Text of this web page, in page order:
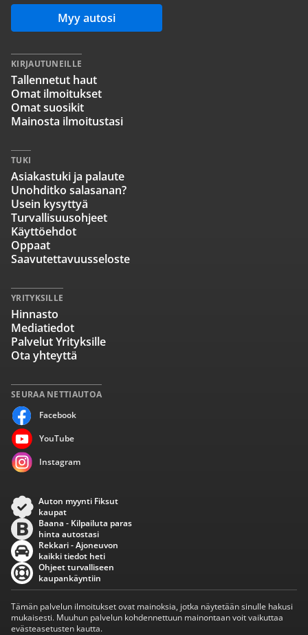
Myy autosi
SEURAA NETTIAUTOA
Facebook
YouTube
Instagram
KIRJAUTUNEILLE
Tallennetut haut
Omat ilmoitukset
Omat suosikit
Mainosta ilmoitustasi
TUKI
Asiakastuki ja palaute
Unohditko salasanan?
Usein kysyttyä
Turvallisuusohjeet
Käyttöehdot
Oppaat
Saavutettavuusseloste
YRITYKSILLE
Hinnasto
Mediatiedot
Palvelut Yrityksille
Ota yhteyttä
Auton myynti Fiksut
kaupat
Baana - Kilpailuta paras
hinta autostasi
Rekkari - Ajoneuvon
kaikki tiedot heti
Ohjeet turvalliseen
kaupankäyntiin
Tämän palvelun ilmoitukset ovat mainoksia, jotka näytetään sinulle hakusi
mukaisesti. Muuhun palvelun kohdennettuun mainontaan voit vaikuttaa
evästeasetusten kautta.